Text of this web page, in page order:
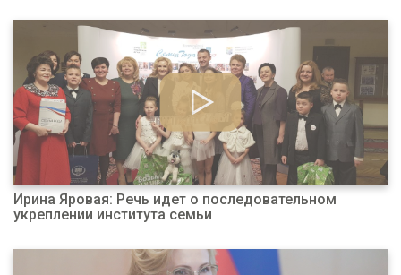
Ирина Яровая: Речь идет о последовательном
укреплении института семьи